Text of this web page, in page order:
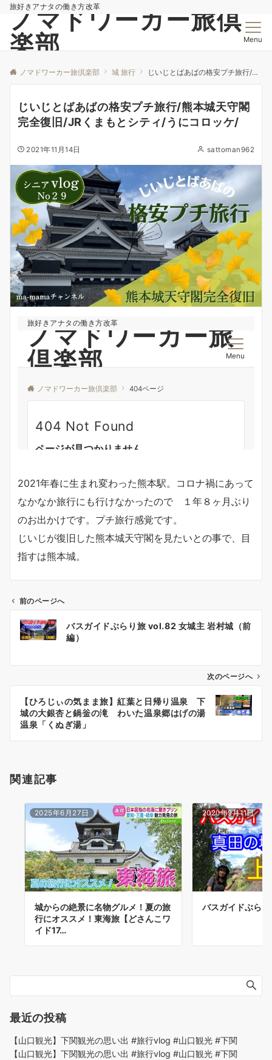
旅好きアナタの働き方改革
ノマドワーカー旅倶
楽部
Menu
ノマドワーカー旅倶楽部 城 旅行 じいじとばあばの格安プチ旅行/熊本城天守閣完全復旧/JRくまもとシティ/うにコロッケ/
じいじとばあばの格安プチ旅行/熊本城天守閣
完全復旧/JRくまもとシティ/うにコロッケ/
2021年11月14日 sattoman962
2021年春に生まれ変わった熊本駅。コロナ禍にあって
なかなか旅行にも行けなかったので １年８ヶ月ぶり
のお出かけです。プチ旅行感覚です。
じいじが復旧した熊本城天守閣を見たいとの事で、目
指すは熊本城。
ビ
ン
前のページへ
バスガイドぶらり旅 vol.82 女城主 岩村城（前
編）
次のページへ
【ひろじぃの気まま旅】紅葉と日帰り温泉 下
城の大銀杏と鍋釡の滝 わいた温泉郷はげの湯
温泉「くぬぎ湯」
関連記事
2025年6月27日
城からの絶景に名物グルメ！夏の旅
行にオススメ！東海旅【どさんこワ
イド17…
2020年9月11日
バスガイドぶら
最近の投稿
【山口観光】下関観光の思い出 #旅行vlog #山口観光 #下関
【山口観光】下関観光の思い出 #旅行vlog #山口観光 #下関